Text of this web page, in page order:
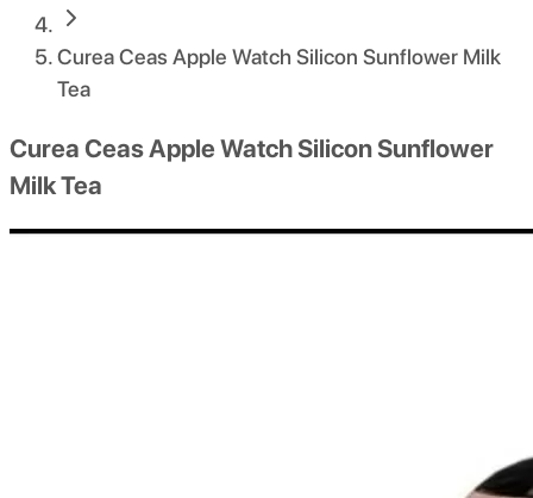
Curea Ceas Apple Watch Silicon Sunflower Milk
Tea
Curea Ceas Apple Watch Silicon Sunflower
Milk Tea